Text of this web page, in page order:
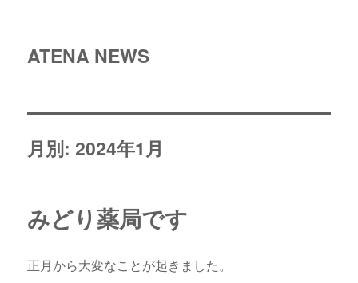
ATENA NEWS
月別: 2024年1月
みどり薬局です
正月から大変なことが起きました。